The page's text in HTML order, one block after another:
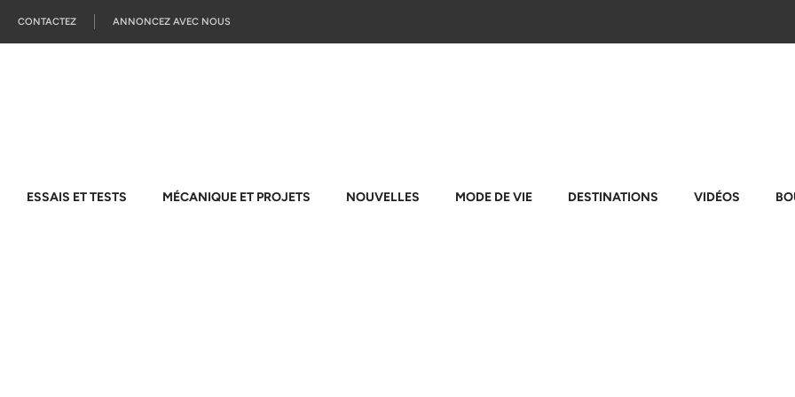
CONTACTEZ ANNONCEZ AVEC NOUS
ESSAIS ET TESTS MÉCANIQUE ET PROJETS NOUVELLES MODE DE VIE DESTINATIONS VIDÉOS